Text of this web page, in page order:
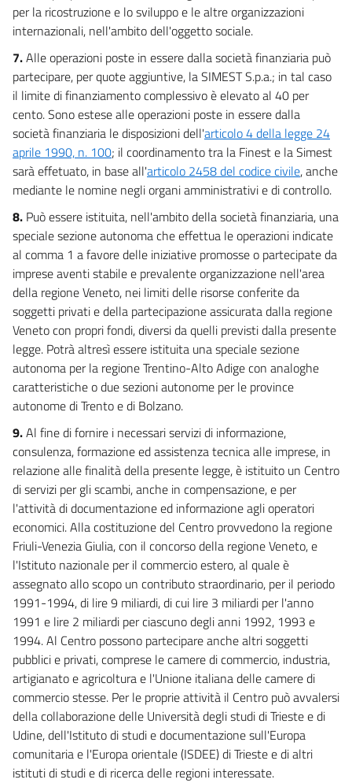
per la ricostruzione e lo sviluppo e le altre organizzazioni
internazionali, nell'ambito dell'oggetto sociale.
7.Alle operazioni poste in essere dalla società finanziaria può
partecipare, per quote aggiuntive, la SIMEST S.p.a.; in tal caso
il limite di finanziamento complessivo è elevato al 40 per
cento. Sono estese alle operazioni poste in essere dalla
società finanziaria le disposizioni dell'articolo 4 della legge 24
aprile 1990, n. 100; il coordinamento tra la Finest e la Simest
sarà effetuato, in base all'articolo 2458 del codice civile, anche
mediante le nomine negli organi amministrativi e di controllo.
8. Può essere istituita, nell'ambito della società finanziaria, una
speciale sezione autonoma che effettua le operazioni indicate
al comma 1 a favore delle iniziative promosse o partecipate da
imprese aventi stabile e prevalente organizzazione nell'area
della regione Veneto, nei limiti delle risorse conferite da
soggetti privati e della partecipazione assicurata dalla regione
Veneto con propri fondi, diversi da quelli previsti dalla presente
legge. Potrà altresì essere istituita una speciale sezione
autonoma per la regione Trentino-Alto Adige con analoghe
caratteristiche o due sezioni autonome per le province
autonome di Trento e di Bolzano.
9.Al fine di fornire i necessari servizi di informazione,
consulenza, formazione ed assistenza tecnica alle imprese, in
relazione alle finalità della presente legge, è istituito un Centro
di servizi per gli scambi, anche in compensazione, e per
l'attività di documentazione ed informazione agli operatori
economici. Alla costituzione del Centro provvedono la regione
Friuli-Venezia Giulia, con il concorso della regione Veneto, e
l'Istituto nazionale per il commercio estero, al quale è
assegnato allo scopo un contributo straordinario, per il periodo
1991-1994, di lire 9 miliardi, di cui lire 3 miliardi per l'anno
1991 e lire 2 miliardi per ciascuno degli anni 1992, 1993 e
1994. Al Centro possono partecipare anche altri soggetti
pubblici e privati, comprese le camere di commercio, industria,
artigianato e agricoltura e l'Unione italiana delle camere di
commercio stesse. Per le proprie attività il Centro può avvalersi
della collaborazione delle Università degli studi di Trieste e di
Udine, dell'Istituto di studi e documentazione sull'Europa
comunitaria e l'Europa orientale (ISDEE) di Trieste e di altri
istituti di studi e di ricerca delle regioni interessate.